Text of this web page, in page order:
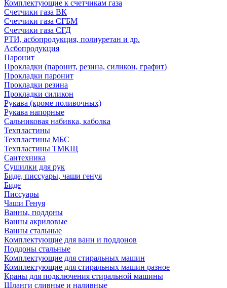
Комплектующие к счетчикам газа
Счетчики газа ВК
Счетчики газа СГБМ
Счетчики газа СГД
РТИ, асбопродукция, полиуретан и др.
Асбопродукция
Паронит
Прокладки (паронит, резина, силикон, графит)
Прокладки паронит
Прокладки резина
Прокладки силикон
Рукава (кроме поливочных)
Рукава напорные
Сальниковая набивка, каболка
Техпластины
Техпластины МБС
Техпластины ТМКЩ
Сантехника
Сушилки для рук
Биде, писсуары, чаши генуя
Биде
Писсуары
Чаши Генуя
Ванны, поддоны
Ванны акриловые
Ванны стальные
Комплектующие для ванн и поддонов
Поддоны стальные
Комплектующие для стиральных машин
Комплектующие для стиральных машин разное
Краны для подключения стиральной машины
Шланги сливные и наливные